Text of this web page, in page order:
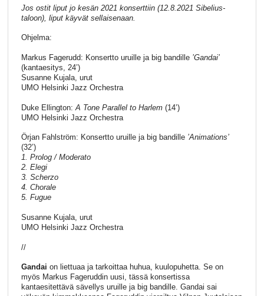
Jos ostit liput jo kesän 2021 konserttiin (12.8.2021 Sibelius-
taloon), liput käyvät sellaisenaan.
Ohjelma:
Markus Fagerudd: Konsertto uruille ja big bandille ’Gandai’
(kantaesitys, 24’)
Susanne Kujala, urut
UMO Helsinki Jazz Orchestra
Duke Ellington: A Tone Parallel to Harlem(14’)
UMO Helsinki Jazz Orchestra
Örjan Fahlström: Konsertto uruille ja big bandille ’Animations’
(32’)
1. Prolog / Moderato
2. Elegi
3. Scherzo
4. Chorale
5. Fugue
Susanne Kujala, urut
UMO Helsinki Jazz Orchestra
//
Gandai on liettuaa ja tarkoittaa huhua, kuulopuhetta. Se on
myös Markus Fageruddin uusi, tässä konsertissa
kantaesitettävä sävellys uruille ja big bandille. Gandai sai